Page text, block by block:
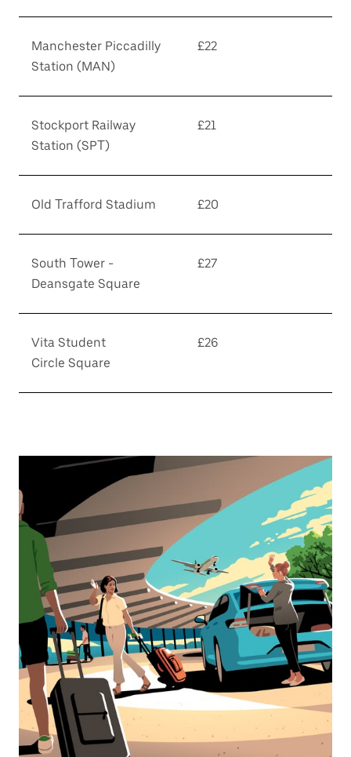
Manchester Piccadilly
Station (MAN)
£22
Stockport Railway
Station (SPT)
£21
Old Trafford Stadium £20
South Tower -
Deansgate Square
£27
Vita Student
Circle Square
£26